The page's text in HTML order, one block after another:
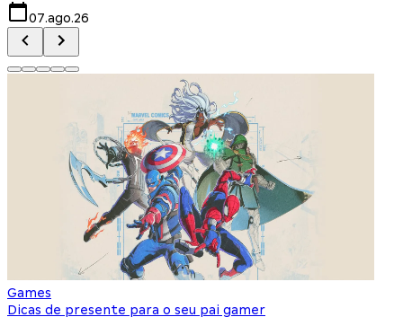
07.ago.26
Games
Dicas de presente para o seu pai gamer